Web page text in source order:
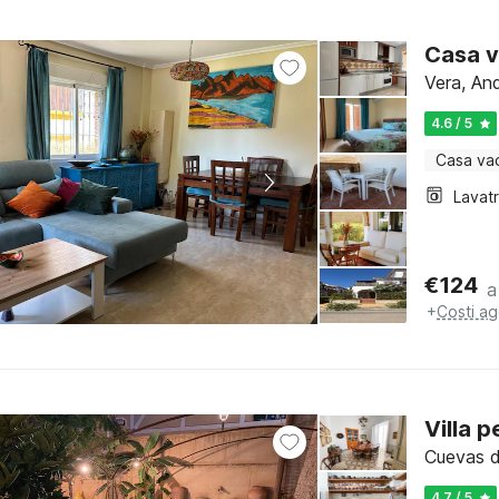
Casa
Vera,
4.6 / 5
Casa
€124
+Costi
Villa
Cuevas